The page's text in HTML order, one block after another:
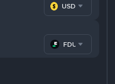
USD
FDUSD